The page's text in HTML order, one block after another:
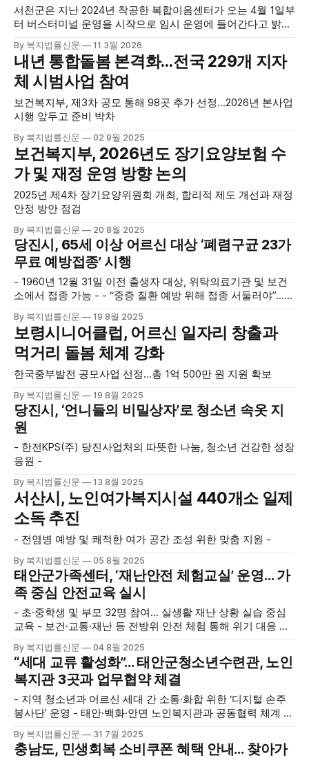
서천군은 지난 2024년 착공한 복합이음센터가 오는 4월 1일부
터 버스터미널 운영을 시작으로 임시 운영에 들어간다고 밝혔
는 기존 노후화된 서천 버스터미널 자리에 총사업비 110억원
을 투입해 연면적 3,417㎡에 지하 1층, 지상 4층 규모로 조성
된 복합문화공간이다. 주요 시설로는 1층에 버스터미널과 상
생마켓이 들어서고, 2층에는 독서문화공간과 작은영화관이 마
련됐다. 3층에는
By 복지법률신문 11 3월 2026
내년 통합돌봄 본격화…전국 229개 지자
체 시범사업 참여
보건복지부, 제3차 공모 통해 98곳 추가 선정…2026년 본사업
시행 앞두고 준비 박차
By 복지법률신문 02 9월 2025
보건복지부, 2026년도 장기요양보험 수
가 및 재정 운영 방향 논의
2025년 제4차 장기요양위원회 개최, 합리적 제도 개선과 재정
안정 방안 점검
By 복지법률신문 20 8월 2025
당진시, 65세 이상 어르신 대상 ‘폐렴구균 23가
무료 예방접종’ 시행
- 1960년 12월 31일 이전 출생자 대상, 위탁의료기관 및 보건
소에서 접종 가능 - - “중증 질환 예방 위해 접종 서둘러야”…
By 복지법률신문 19 8월 2025
보령시니어클럽, 어르신 일자리 창출과
먹거리 돌봄 체계 강화
한국중부발전 공모사업 선정…총 1억 500만 원 지원 확보
By 복지법률신문 19 8월 2025
당진시, ‘언니들의 비밀상자’로 청소년 속옷 지
원
- 한전KPS(주) 당진사업처의 따뜻한 나눔, 청소년 건강한 성장
응원 -
By 복지법률신문 13 8월 2025
서산시, 노인여가복지시설 440개소 일제
소독 추진
- 전염병 예방 및 쾌적한 여가 공간 조성 위한 맞춤 지원 -
By 복지법률신문 05 8월 2025
태안군가족센터, ‘재난안전 체험교실’ 운영… 가
족 중심 안전교육 실시
- 초·중학생 및 부모 32명 참여… 실생활 재난 상황 실습 중심
교육 - 보건·교통·재난 등 전방위 안전 체험 통해 위기 대응 역
By 복지법률신문 04 8월 2025
“세대 교류 활성화”… 태안군청소년수련관, 노인
복지관 3곳과 업무협약 체결
- 지역 청소년과 어르신 세대 간 소통·화합 위한 ‘디지털 손주
봉사단’ 운영 - 태안·백화·안면 노인복지관과 공동협력 체계 구
By 복지법률신문 31 7월 2025
충남도, 민생회복 소비쿠폰 혜택 안내… 찾아가